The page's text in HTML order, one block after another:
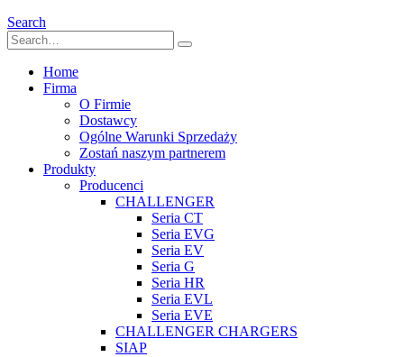
Search
Home
Firma
O Firmie
Dostawcy
Ogólne Warunki Sprzedaży
Zostań naszym partnerem
Produkty
Producenci
CHALLENGER
Seria CT
Seria EVG
Seria EV
Seria G
Seria HR
Seria EVL
Seria EVE
CHALLENGER CHARGERS
SIAP